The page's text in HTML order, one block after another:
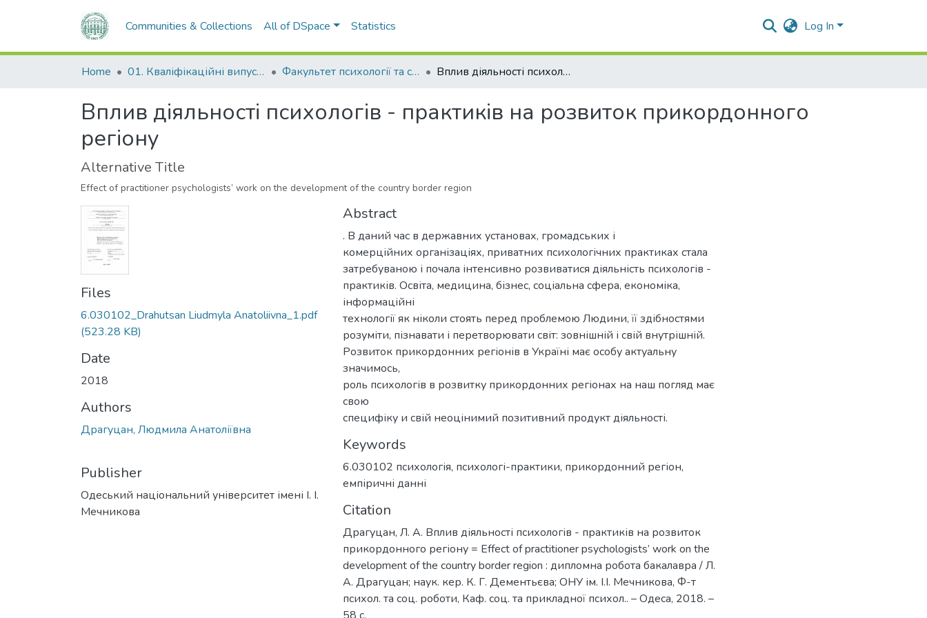
Communities & Collections All of DSpace Statistics Log In
Home 01. Кваліфікаційні випускні роботи здобувачів вищої освіти Факультет психології та соціальної роботи Вплив діяльності психологів - практиків на розвиток прикордонного регіону
Вплив діяльності психологів - практиків на розвиток прикордонного
регіону
Alternative Title
Effect of practitioner psychologists’ work on the development of the country border region
Files
6.030102_Drahutsan Liudmyla Anatoliivna_1.pdf
(523.28 KB)
Date
2018
Authors
Драгуцан, Людмила Анатоліївна
Publisher
Одеський національний університет імені І. І.
Мечникова
Abstract
. В даний час в державних установах, громадських і
комерційних організаціях, приватних психологічних практиках стала
затребуваною і почала інтенсивно розвиватися діяльність психологів -
практиків. Освіта, медицина, бізнес, соціальна сфера, економіка,
інформаційні
технології як ніколи стоять перед проблемою Людини, її здібностями
розуміти, пізнавати і перетворювати світ: зовнішній і свій внутрішній.
Розвиток прикордонних регіонів в Україні має особу актуальну
значимось,
роль психологів в розвитку прикордонних регіонах на наш погляд має
свою
специфіку и свій неоцінимий позитивний продукт діяльності.
Keywords
6.030102 психологія, психологі-практики, прикордонний регіон,
емпіричні данні
Citation
Драгуцан, Л. А. Вплив діяльності психологів - практиків на розвиток
прикордонного регіону = Effect of practitioner psychologists’ work on the
development of the country border region : дипломна робота бакалавра / Л.
А. Драгуцан; наук. кер. К. Г. Дементьєва; ОНУ ім. І.І. Мечникова, Ф-т
психол. та соц. роботи, Каф. соц. та прикладної психол.. – Одеса, 2018. –